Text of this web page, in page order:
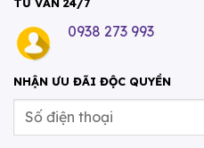
TƯ VẤN 24/7
0938 273 993
NHẬN ƯU ĐÃI ĐỘC QUYỀN